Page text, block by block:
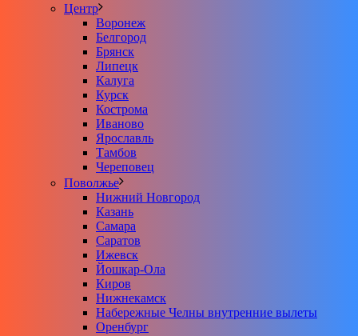
Центр
Воронеж
Белгород
Брянск
Липецк
Калуга
Курск
Кострома
Иваново
Ярославль
Тамбов
Череповец
Поволжье
Нижний Новгород
Казань
Самара
Саратов
Ижевск
Йошкар-Ола
Киров
Нижнекамск
Набережные Челны внутренние вылеты
Оренбург